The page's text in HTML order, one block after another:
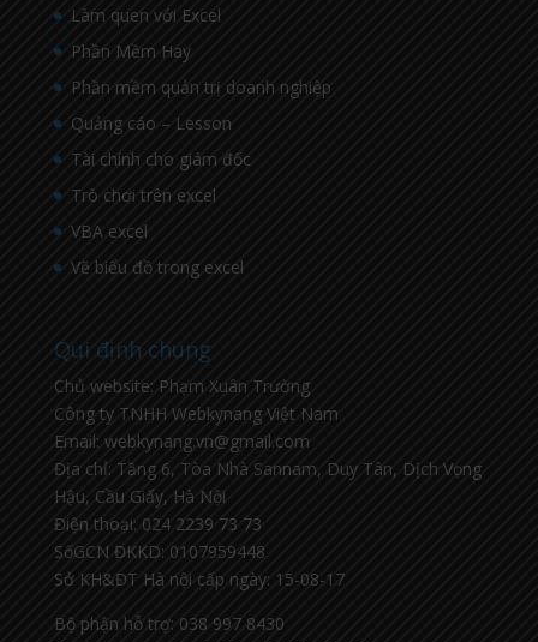
Làm quen với Excel
Phần Mềm Hay
Phần mềm quản trị doanh nghiệp
Quảng cáo – Lesson
Tài chính cho giám đốc
Trò chơi trên excel
VBA excel
Vẽ biểu đồ trong excel
Qui định chung
Chủ website: Phạm Xuân Trường
Công ty TNHH Webkynang Việt Nam
Email: webkynang.vn@gmail.com
Địa chỉ: Tầng 6, Tòa Nhà Sannam, Duy Tân, Dịch Vọng
Hậu, Cầu Giấy, Hà Nội
Điện thoại: 024 2239 73 73
SốGCN ĐKKD: 0107959448
Sở KH&ĐT Hà nội cấp ngày: 15-08-17
Bộ phận hỗ trợ: 038 997 8430